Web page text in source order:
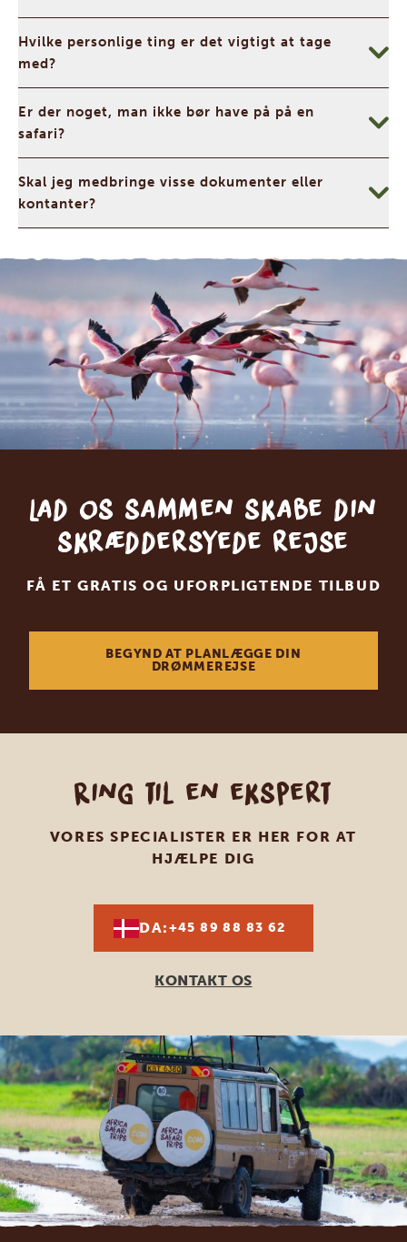
Hvilke personlige ting er det vigtigt at tage
med?
Er der noget, man ikke bør have på på en
safari?
Skal jeg medbringe visse dokumenter eller
kontanter?
Lad os sammen skabe din
skræddersyede rejse
FÅ ET GRATIS OG UFORPLIGTENDE TILBUD
BEGYND AT PLANLÆGGE DIN
DRØMMEREJSE
Ring til en ekspert
VORES SPECIALISTER ER HER FOR AT
HJÆLPE DIG
DA:+45 89 88 83 62
KONTAKT OS